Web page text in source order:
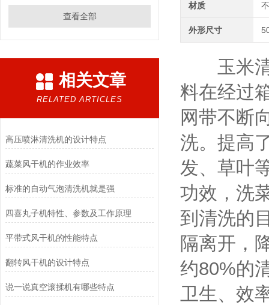
查看全部
相关文章
RELATED ARTICLES
高压喷淋清洗机的设计特点
蔬菜风干机的作业效率
标准的自动气泡清洗机就是强
四喜丸子机特性、参数及工作原理
平带式风干机的性能特点
翻转风干机的设计特点
说一说真空滚揉机有哪些特点
材质
外形尺寸
玉米清
料在经过
网带不断
洗。提高
发、草叶
功效，洗
到清洗的
隔离开，
约80%的
卫生、效